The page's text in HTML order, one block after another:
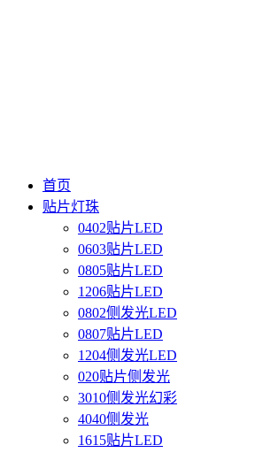
首页
贴片灯珠
0402贴片LED
0603贴片LED
0805贴片LED
1206贴片LED
0802侧发光LED
0807贴片LED
1204侧发光LED
020贴片侧发光
3010侧发光幻彩
4040侧发光
1615贴片LED